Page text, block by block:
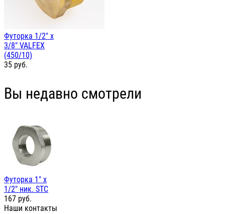
Футорка 1/2" х
3/8" VALFEX
(450/10)
35 руб.
Вы недавно смотрели
Футорка 1" х
1/2" ник. STC
167 руб.
Наши контакты